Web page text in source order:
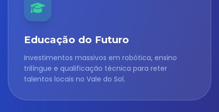
Educação do Futuro
Investimentos massivos em robótica, ensino
trilíngue e qualificação técnica para reter
talentos locais no Vale do Sol.